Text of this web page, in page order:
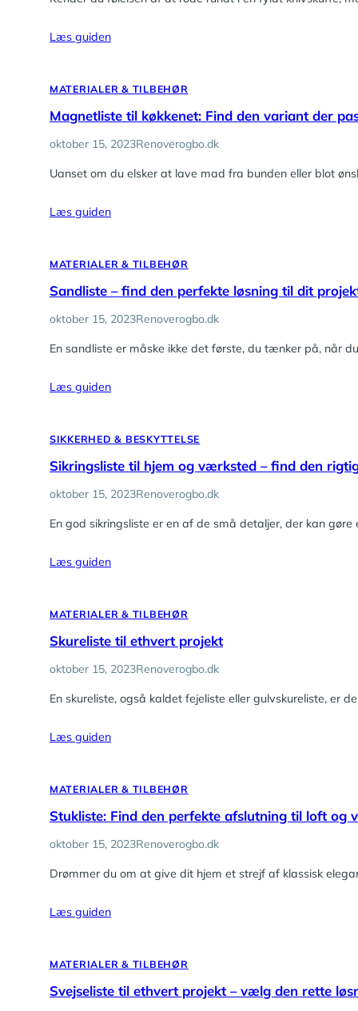
Læs guiden
MATERIALER & TILBEHØR
Magnetliste til køkkenet: Find den variant der
oktober 15, 2023Renoverogbo.dk
Uanset om du elsker at lave mad fra bunden eller blot
Læs guiden
MATERIALER & TILBEHØR
Sandliste – find den perfekte løsning til dit
oktober 15, 2023Renoverogbo.dk
En sandliste er måske ikke det første, du tænker på, når
Læs guiden
SIKKERHED & BESKYTTELSE
Sikringsliste til hjem og værksted – find den
oktober 15, 2023Renoverogbo.dk
En god sikringsliste er en af de små detaljer, der kan
Læs guiden
MATERIALER & TILBEHØR
Skureliste til ethvert projekt
oktober 15, 2023Renoverogbo.dk
En skureliste, også kaldet fejeliste eller gulvskureliste, er
Læs guiden
MATERIALER & TILBEHØR
Stukliste: Find den perfekte afslutning til loft og
oktober 15, 2023Renoverogbo.dk
Drømmer du om at give dit hjem et strejf af klassisk
Læs guiden
MATERIALER & TILBEHØR
Svejseliste til ethvert projekt – vælg den rette